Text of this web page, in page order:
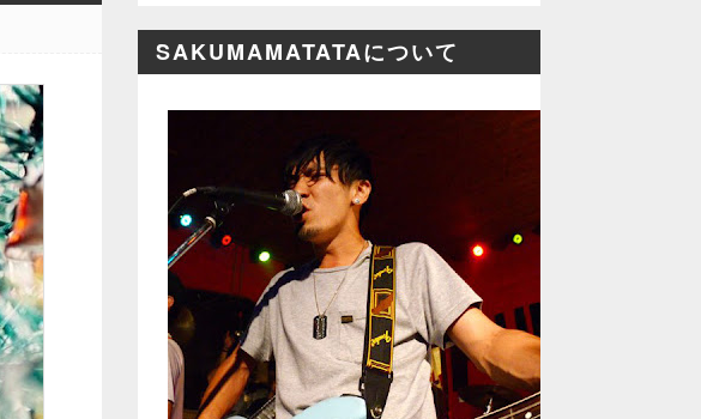
SAKUMAMATATAについて